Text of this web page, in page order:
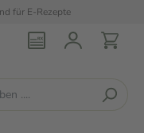
für E-Rezepte